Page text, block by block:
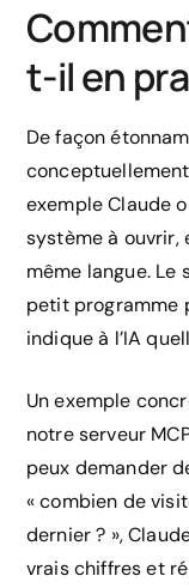
t-il en
De façon
exemple Claude
système à
même langue. Le
petit programme
indique à l’IA
Un exemple
notre serveur
peux demander
« combien de
dernier ? »,
vrais chiffres et